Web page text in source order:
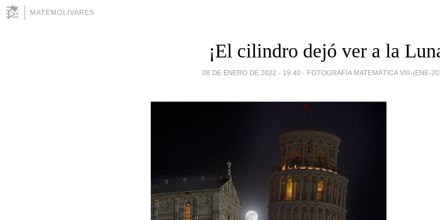
MATEMOLIVARES
¡El cilindro dejó ver a la
08 DE ENERO DE 2022 - 19:40 - FOTOGRAFÍA MATEMÁTICA VIII-(ENE-